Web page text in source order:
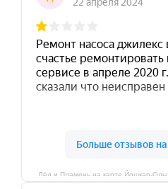
Лёд и Пламень на карте Йошкар‑Олы